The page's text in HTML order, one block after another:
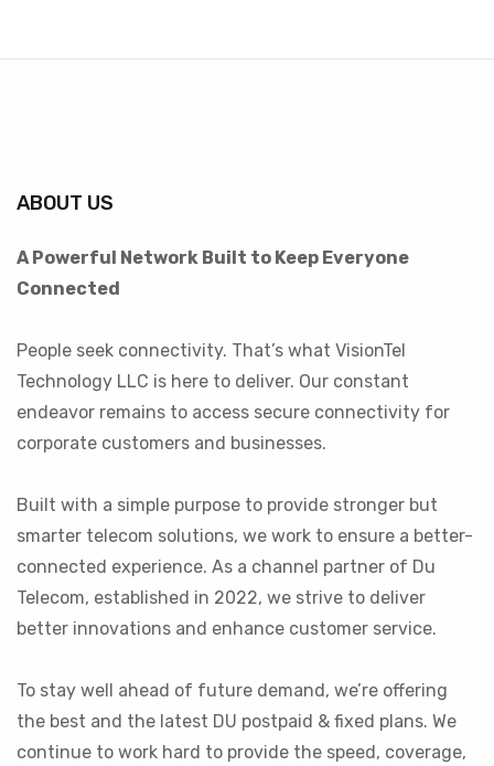
ABOUT US
A Powerful Network Built to Keep Everyone
Connected
People seek connectivity. That’s what VisionTel
Technology LLC is here to deliver. Our constant
endeavor remains to access secure connectivity for
corporate customers and businesses.
Built with a simple purpose to provide stronger but
smarter telecom solutions, we work to ensure a better-
connected experience. As a channel partner of Du
Telecom, established in 2022, we strive to deliver
better innovations and enhance customer service.
To stay well ahead of future demand, we’re offering
the best and the latest DU postpaid & fixed plans. We
continue to work hard to provide the speed, coverage,